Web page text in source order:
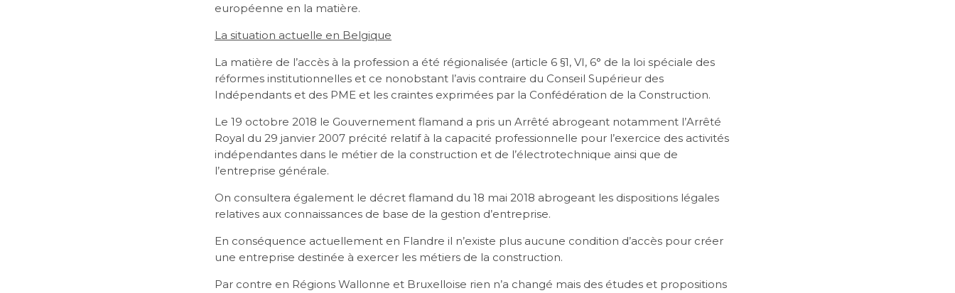
européenne en la matière.
La situation actuelle en Belgique
La matière de l’accès à la profession a été régionalisée (article 6 §1, VI, 6° de la loi spéciale des
réformes institutionnelles et ce nonobstant l’avis contraire du Conseil Supérieur des
Indépendants et des PME et les craintes exprimées par la Confédération de la Construction.
Le 19 octobre 2018 le Gouvernement flamand a pris un Arrêté abrogeant notamment l’Arrêté
Royal du 29 janvier 2007 précité relatif à la capacité professionnelle pour l’exercice des activités
indépendantes dans le métier de la construction et de l’électrotechnique ainsi que de
l’entreprise générale.
On consultera également le décret flamand du 18 mai 2018 abrogeant les dispositions légales
relatives aux connaissances de base de la gestion d’entreprise.
En conséquence actuellement en Flandre il n’existe plus aucune condition d’accès pour créer
une entreprise destinée à exercer les métiers de la construction.
Par contre en Régions Wallonne et Bruxelloise rien n’a changé mais des études et propositions